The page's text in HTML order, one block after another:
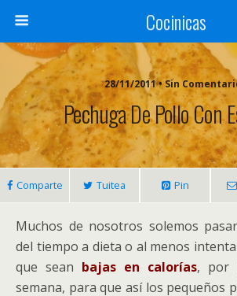
Cocinicas
28/11/2011 • Sin
Pechuga De Pollo Con
Comparte Tuitea Pin
Muchos de nosotros solemos
del tiempo a dieta o al menos
que sean bajas en calorías, por
semana, para que así los pequeños